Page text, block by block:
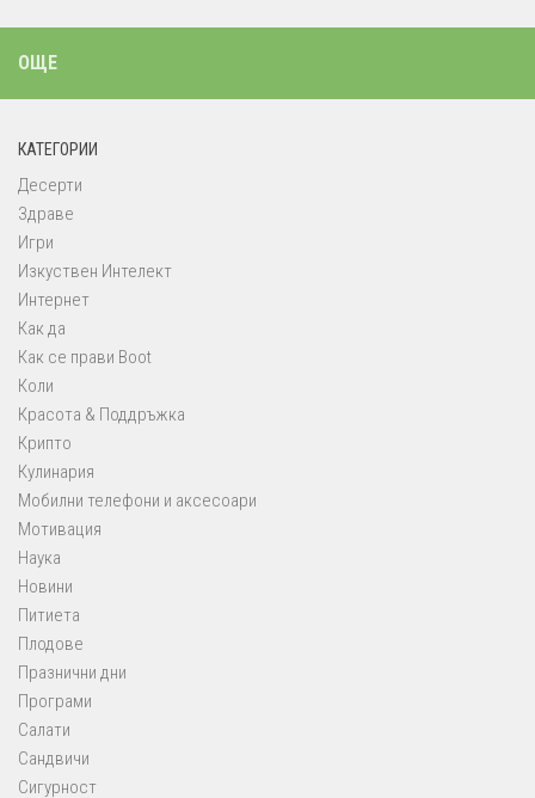
ОЩЕ
КАТЕГОРИИ
Десерти
Здраве
Игри
Изкуствен Интелект
Интернет
Как да
Как се прави Boot
Коли
Красота & Поддръжка
Крипто
Кулинария
Мобилни телефони и аксесоари
Мотивация
Наука
Новини
Питиета
Плодове
Празнични дни
Програми
Салати
Сандвичи
Сигурност